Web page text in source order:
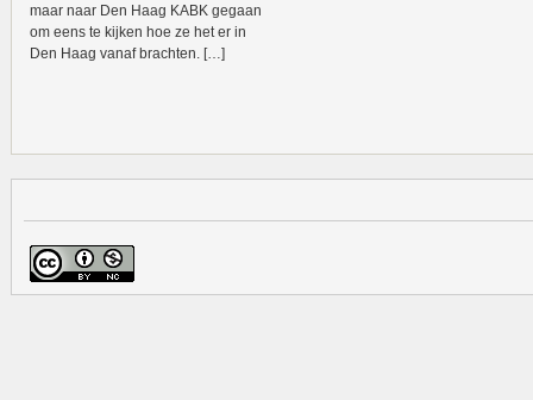
maar naar Den Haag KABK gegaan
om eens te kijken hoe ze het er in
Den Haag vanaf brachten. […]